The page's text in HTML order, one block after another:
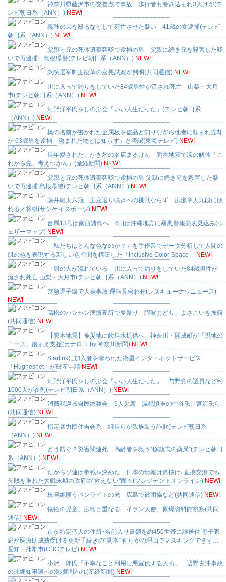
神奈川県藤沢市の交差点で事故 歩行者も巻き込まれ3人けが(テ
レビ朝日系（ANN）) NEW!
義理の弟を殴るなどして死亡させた疑い 41歳の女逮捕(テレビ
朝日系（ANN）) NEW!
父親と兄の死体遺棄容疑で逮捕の男 父親に続き兄を殺害した疑
いで再逮捕 島根県警(テレビ朝日系（ANN）) NEW!
衆院選挙制度改革の座長試案が判明(共同通信) NEW!
川に入って釣りをしていた84歳男性が流され死亡 山梨・大月
市(テレビ朝日系（ANN）) NEW!
河野洋平氏をしのぶ会「いい人生だった」(テレビ朝日系
（ANN）) NEW!
橋の名前が書かれた金属板を盗品と知りながら他者に頼まれ売却
か 63歳男を逮捕「盗まれた物とは知らず」と否認(東海テレビ) NEW!
長年愛された、かき氷の名店まるけん 熊本地震で涙の解体「こ
れから先、考えつかん」(産経新聞) NEW!
父親と兄の死体遺棄容疑で逮捕の男 父親に続き兄を殺害した疑
いで再逮捕 島根県警(テレビ朝日系（ANN）) NEW!
藤井聡太六冠、王座返り咲きへの挑戦ならず 広瀬章人九段に敗
れる／将棋(サンケイスポーツ) NEW!
台風13号は南西諸島へ 6日は沖縄地方に暴風警報発表見込み(ウ
ェザーマップ) NEW!
「私たちはどんな色なのか？」を手作業でデータ分析して人間の
肌の色を表現する新しい色空間を構築した「Inclusive Color Space」
NEW!
「男の人が流れている」川に入って釣りをしていた84歳男性が
流され死亡 山梨・大月市(テレビ朝日系（ANN）) NEW!
京急逗子線で人身事故 運転見合わせ(レスキューナウニュース)
NEW!
高松のハンセン病療養所で夏祭り 阿波おどり、よさこいを披露
(共同通信) NEW!
【熊本地震】被災地に飲料水提供へ 神奈川・開成町が「現地の
ニーズ」踏まえ支援(カナロコ by 神奈川新聞) NEW!
Starlinkに加入者を奪われた衛星インターネットサービス
「Hughesnet」が破産申請 NEW!
河野洋平氏をしのぶ会「いい人生だった」 与野党の議員など約
1000人が参列(テレビ朝日系（ANN）) NEW!
消費税巡る自民総務会、9人欠席 減税慎重の中谷氏、宮沢氏ら
(共同通信) NEW!
指定暴力団住吉会系 組長らが親族装う詐欺(テレビ朝日系
（ANN）) NEW!
どう防ぐ？災害関連死 高齢者を救う“移動式の薬局”(テレビ朝日
系（ANN）) NEW!
だからソ連は参戦を決めた…日本の情報は筒抜け､直接交渉でも
失敗を重ねた大戦末期の政府の"救えない"面々(プレジデントオンライン) NEW!
核廃絶願うペンライトの光 広島で被団協など(共同通信) NEW!
犠牲の児童、広島と重なる イラン大使、原爆資料館視察(共同
通信) NEW!
市が特定個人の住所･名前入り書類を約450世帯に誤送付 母子家
庭が医療助成費受ける更新手続きの“見本” 何らかの理由でマスキングできず…
愛知・蒲郡市(CBCテレビ) NEW!
小沢一郎氏「不幸なこと利用し悪宣伝する人も」 辺野古沖事故
の沖縄知事選への影響問われ(産経新聞) NEW!